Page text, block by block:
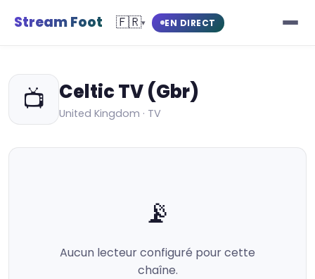
Stream Foot 🇫🇷▾ EN DIRECT
📺 Celtic TV (Gbr)
United Kingdom · TV
📡
Aucun lecteur configuré pour cette
chaîne.